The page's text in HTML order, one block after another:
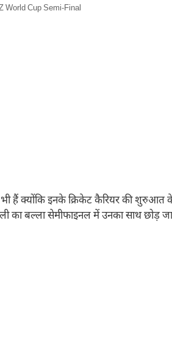
World Cup Semi-Final
हैं क्योंकि इनके क्रिकेट कैरियर की शुरुआत
का बल्ला सेमीफाइनल में उनका साथ छोड़